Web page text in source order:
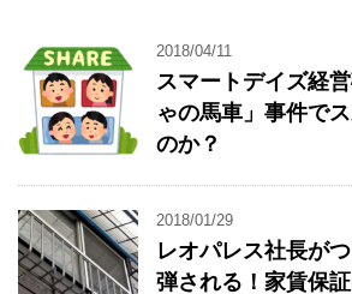
2018/04/11
スマートデイズ経
ゃの馬車」事件で
のか？
2018/01/29
レオパレス社長が
弾される！家賃保